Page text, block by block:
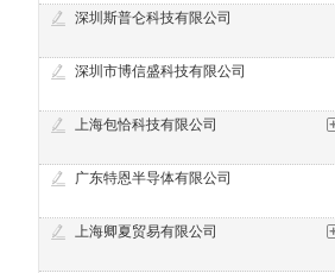
深圳斯普仑科技有限公司
深圳市博信盛科技有限公司
上海包恰科技有限公司
广东特恩半导体有限公司
上海卿夏贸易有限公司